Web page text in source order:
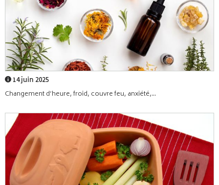
14 juin 2025
Changement d’heure, froid, couvre feu, anxiété,...